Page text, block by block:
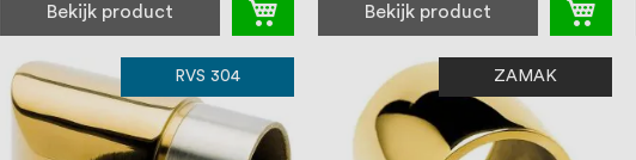
Bekijk product Bekijk product
RVS 304 ZAMAK